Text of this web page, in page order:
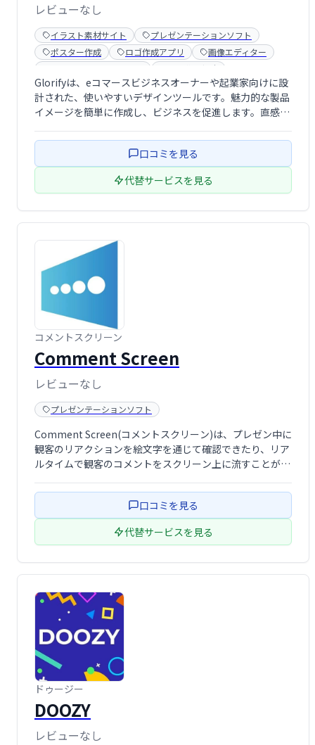
レビューなし
イラスト素材サイト
プレゼンテーションソフト
ポスター作成
ロゴ作成アプリ
画像エディター
画像背景削除
Glorifyは、eコマースビジネスオーナーや起業家向けに設
計された、使いやすいデザインツールです。魅力的な製品
イメージを簡単に作成し、ビジネスを促進します。直感的
効率的に制作できます。あなたのビジネスを輝かせる、強
力なビジュアルツールを手に入れま …
口コミを見る
代替サービスを見る
コメントスクリーン
Comment Screen
レビューなし
プレゼンテーションソフト
Comment Screen(コメントスクリーン)は、プレゼン中に
観客のリアクションを絵文字を通じて確認できたり、リア
ルタイムで観客のコメントをスクリーン上に流すことがで
口コミを見る
代替サービスを見る
ドゥージー
DOOZY
レビューなし